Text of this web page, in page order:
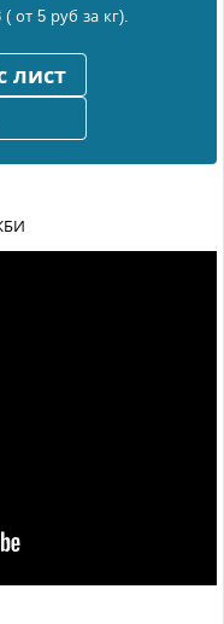
от 5 руб за кг).
лист